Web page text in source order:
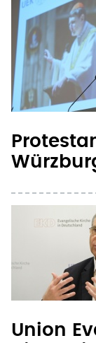
Union